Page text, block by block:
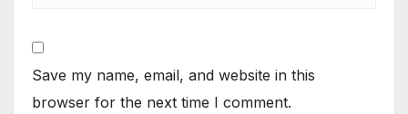
Save my name, email, and website in this
browser for the next time I comment.